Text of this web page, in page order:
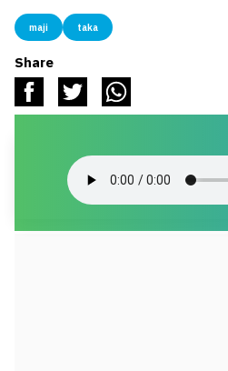
maji taka
Share